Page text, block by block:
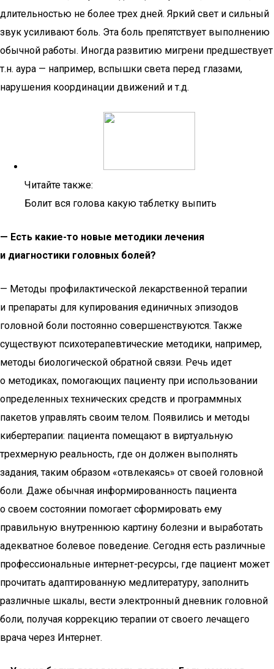
длительностью не более трех дней. Яркий свет и сильный
звук усиливают боль. Эта боль препятствует выполнению
обычной работы. Иногда развитию мигрени предшествует
т.н. аура — например, вспышки света перед глазами,
нарушения координации движений и т.д.
Читайте также:
Болит вся голова какую таблетку выпить
— Есть какие-то новые методики лечения
и диагностики головных болей?
— Методы профилактической лекарственной терапии
и препараты для купирования единичных эпизодов
головной боли постоянно совершенствуются. Также
существуют психотерапевтические методики, например,
методы биологической обратной связи. Речь идет
о методиках, помогающих пациенту при использовании
определенных технических средств и программных
пакетов управлять своим телом. Появились и методы
кибертерапии: пациента помещают в виртуальную
трехмерную реальность, где он должен выполнять
задания, таким образом «отвлекаясь» от своей головной
боли. Даже обычная информированность пациента
о своем состоянии помогает сформировать ему
правильную внутреннюю картину болезни и выработать
адекватное болевое поведение. Сегодня есть различные
профессиональные интернет-ресурсы, где пациент может
прочитать адаптированную медлитературу, заполнить
различные шкалы, вести электронный дневник головной
боли, получая коррекцию терапии от своего лечащего
врача через Интернет.